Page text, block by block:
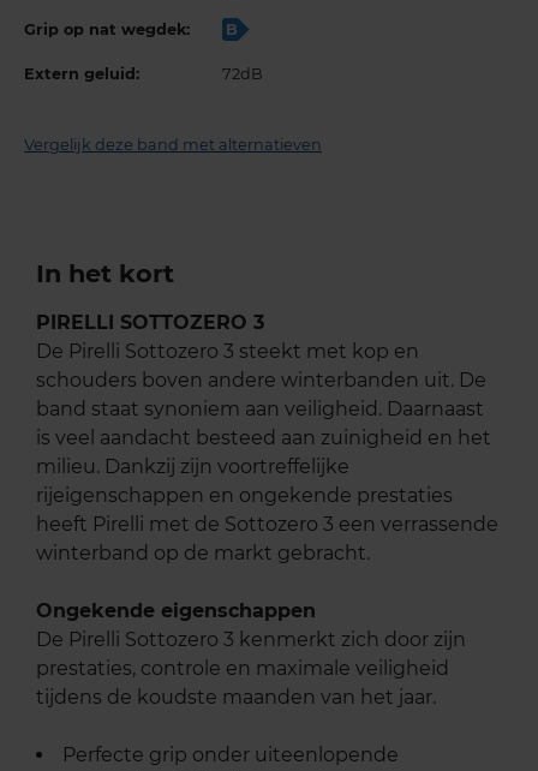
Grip op nat wegdek: B
Extern geluid: 72dB
Vergelijk deze band met alternatieven
In het kort
PIRELLI SOTTOZERO 3
De Pirelli Sottozero 3 steekt met kop en
schouders boven andere winterbanden uit. De
band staat synoniem aan veiligheid. Daarnaast
is veel aandacht besteed aan zuinigheid en het
milieu. Dankzij zijn voortreffelijke
rijeigenschappen en ongekende prestaties
heeft Pirelli met de Sottozero 3 een verrassende
winterband op de markt gebracht.
Ongekende eigenschappen
De Pirelli Sottozero 3 kenmerkt zich door zijn
prestaties, controle en maximale veiligheid
tijdens de koudste maanden van het jaar.
Perfecte grip onder uiteenlopende